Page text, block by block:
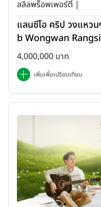
ลลิลพร็อพเพอร์ตี้ |
แลนซีโอ คริป วงแหว
b Wongwan
4,000,000 บาท
เพิ่มเพื่อเปรียบเทียบ